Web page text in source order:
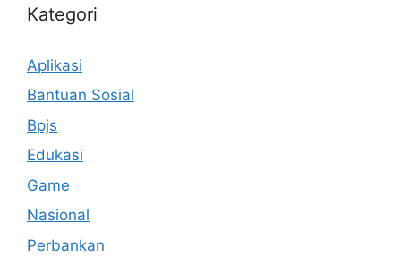
Kategori
Aplikasi
Bantuan Sosial
Bpjs
Edukasi
Game
Nasional
Perbankan